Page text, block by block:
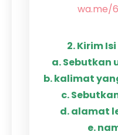
wa.me/
2. Kirim
a. Sebutkan
b. kalimat
c.
d. alamat
e.